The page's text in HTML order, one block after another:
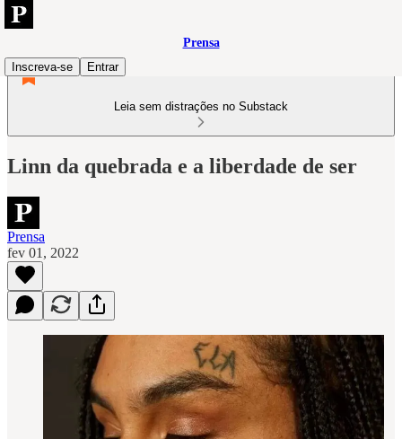
Prensa
Inscreva-se
Entrar
Leia sem distrações no Substack
Linn da quebrada e a liberdade de ser
Prensa
fev 01, 2022